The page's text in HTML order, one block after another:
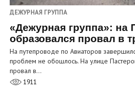
ДЕЖУРНАЯ ГРУППА
«Дежурная группа»: на
образовался провал в
На путепроводе по Авиаторов
проблем не обошлось. На улице
провал в…
1911